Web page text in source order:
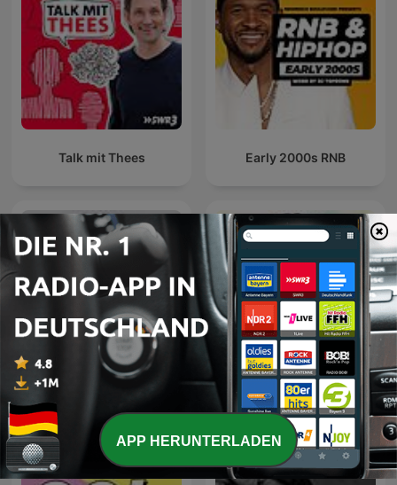
Talk mit Thees Early 2000s RNB
Summer Mix Ibiza Best
Deep House Music Techno
2026 Dance Chill Out
Lounge Podcast
APP HERUNTERLADEN